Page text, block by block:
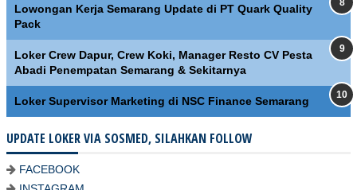
Lowongan Kerja Semarang Update di PT Quark Quality
Pack
Loker Crew Dapur, Crew Koki, Manager Resto CV Pesta
Abadi Penempatan Semarang & Sekitarnya
Loker Supervisor Marketing di NSC Finance Semarang
UPDATE LOKER VIA SOSMED, SILAHKAN FOLLOW
FACEBOOK